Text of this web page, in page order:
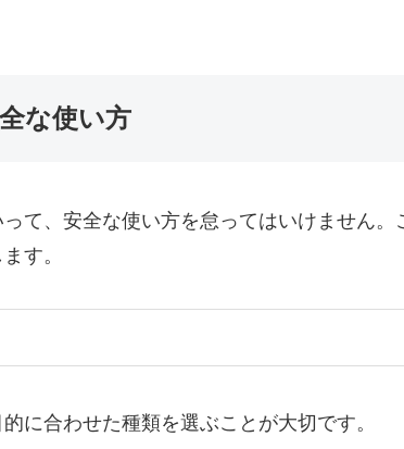
な使い方
て、安全な使い方を怠ってはいけません。
す。
に合わせた種類を選ぶことが大切です。